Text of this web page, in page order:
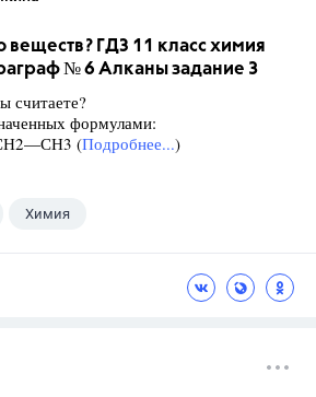
веществ? ГДЗ 11 класс химия
№ 6 Алканы задание 3
считаете?
формулами:
(Подробнее...)
Химия